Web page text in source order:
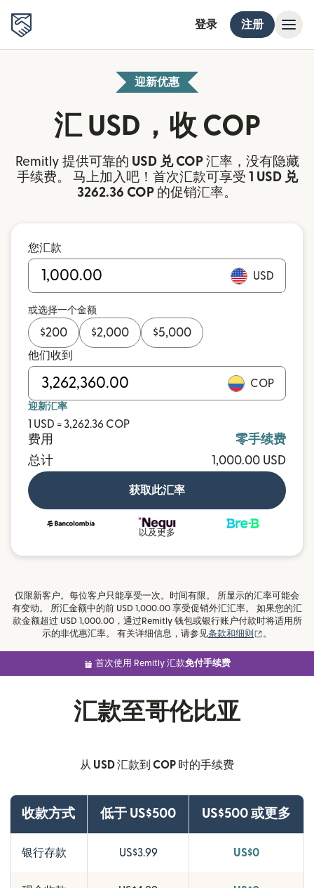
登录 注册
迎新优惠
汇 USD，收 COP
Remitly 提供可靠的 USD 兑 COP汇率，没有隐藏
手续费。 马上加入吧！首次汇款可享受 1 USD 兑
3262.36 COP 的促销汇率。
您汇款
USD
或选择一个金额
$200 $2,000 $5,000
他们收到
COP
迎新汇率
1 USD = 3,262.36 COP
费用
零手续费
总计
1,000.00 USD
获取此汇率
以及更多
仅限新客户。每位客户只能享受一次。时间有限。 所显示的汇率可能会
有变动。 所汇金额中的前 USD 1,000.00 享受促销外汇汇率。 如果您的汇
款金额超过 USD 1,000.00，通过Remitly 钱包或银行账户付款时将适用所
示的非优惠汇率。 有关详细信息，请参见条款和细则 。
首次使用 Remitly 汇款免付手续费
汇款至哥伦比亚
从 USD汇款到 COP 时的手续费
收款方式 低于 US$500 US$500 或更多
银行存款 US$3.99 US$0